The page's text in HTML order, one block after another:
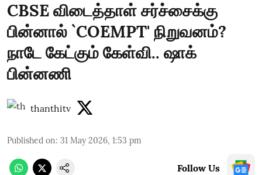
CBSE விடைத்தாள் சர்ச்சைக்கு
பின்னால் `COEMPT' நிறுவனம்?
நாடே கேட்கும் கேள்வி.. ஷாக்
பின்னணி
thanthitv
Published on: 31 May 2026, 1:53 pm
Follow Us